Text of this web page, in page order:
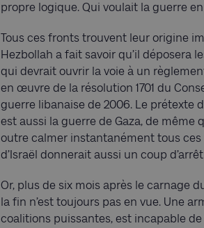
propre logique. Qui voulait la guerre en
Tous ces fronts trouvent leur origine
Hezbollah a fait savoir qu’il déposera
qui devrait ouvrir la voie à un
en œuvre de la résolution 1701 du
guerre libanaise de 2006. Le prétexte
est aussi la guerre de Gaza, de même
outre calmer instantanément tous ces
d’Israël donnerait aussi un coup
Or, plus de six mois après le carnage
la fin n’est toujours pas en vue. Une
coalitions puissantes, est incapable